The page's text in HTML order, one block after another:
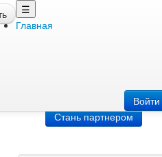
☰
Главная
Войти
Стань партнером